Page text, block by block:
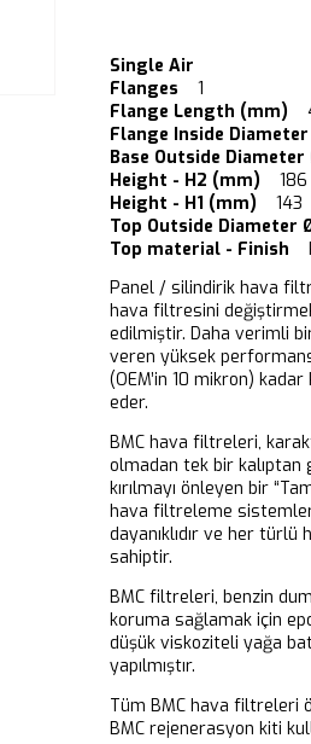
Single Air
Flanges 1
Flange Length (mm)
Flange Inside
Base Outside
Height - H2 (mm) 186
Height - H1 (mm) 143
Top Outside Diameter
Top material - Finish
Panel / silindirik hava
hava filtresini
edilmiştir. Daha verimli
veren yüksek
(OEM’in 10 mikron)
eder.
BMC hava filtreleri,
olmadan tek bir
kırılmayı önleyen bir
hava filtreleme
dayanıklıdır ve her
sahiptir.
BMC filtreleri, benzin
koruma sağlamak için
düşük viskoziteli yağa
yapılmıştır.
Tüm BMC hava filtreleri
BMC rejenerasyon kiti